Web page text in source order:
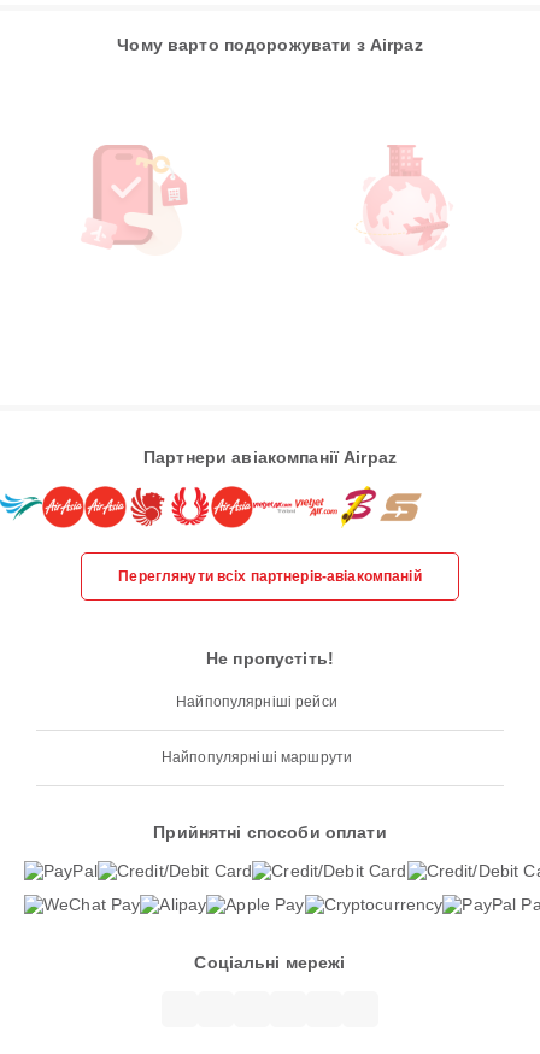
Чому варто подорожувати з Airpaz
Партнери авіакомпанії Airpaz
Переглянути всіх партнерів-авіакомпаній
Не пропустіть!
Найпопулярніші рейси
Найпопулярніші маршрути
Прийнятні способи оплати
Соціальні мережі